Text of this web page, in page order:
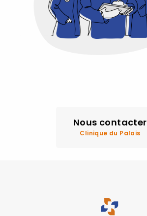
Nous contacter
Clinique du Palais